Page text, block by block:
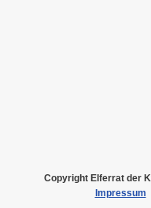
Copyright Elferrat der
Impressum